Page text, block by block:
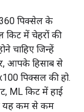
पिक्सेल के
किट में चेहरों की
चाहिए जिन्हें
आपके हिसाब से
पिक्सल की हो.
ML किट में हाई
यह कम से कम